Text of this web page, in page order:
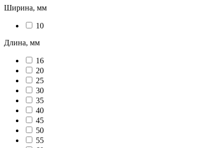
Ширина, мм
10
Длина, мм
16
20
25
30
35
40
45
50
55